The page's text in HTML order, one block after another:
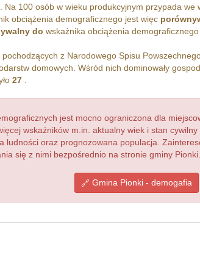
Na 100 osób w wieku produkcyjnym przypada we
obciążenia demograficznego jest więc
do wskażnika obciążenia demograficznego
pochodzących z Narodowego Spisu
domowych. Wśród nich dominowały
27.
jest mocno ograniczona dla
wskaźników m.in. aktualny wiek i stan cywilny
ludności oraz prognozowana populacja.
się z nimi bezpośrednio na stronie gminy Pionki.
Gmina Pionki - demogafia